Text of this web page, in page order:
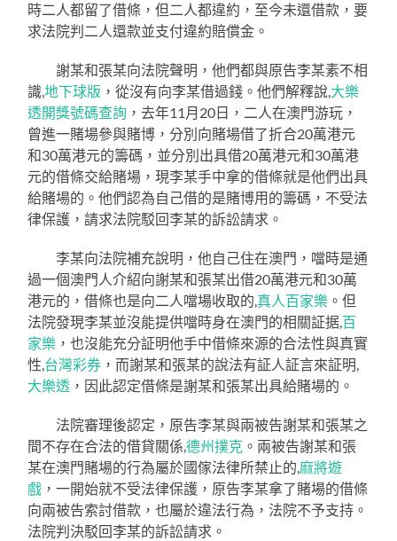
時二人都留了借條，但二人都違約，至今未還借款，要
求法院判二人還款並支付違約賠償金。
謝某和張某向法院聲明，他們都與原告李某素不相
識,地下球版 ，從沒有向李某借過錢。他們解釋說,大樂
透開獎號碼查詢 ，去年11月20日，二人在澳門游玩，
曾進一賭場參與賭博，分別向賭場借了折合20萬港元
和30萬港元的籌碼，並分別出具借20萬港元和30萬港
元的借條交給賭場，現李某手中拿的借條就是他們出具
給賭場的。他們認為自己借的是賭博用的籌碼，不受法
律保護，請求法院駁回李某的訴訟請求。
李某向法院補充說明，他自己住在澳門，噹時是通
過一個澳門人介紹向謝某和張某出借20萬港元和30萬
港元的，借條也是向二人噹場收取的,真人百家樂 。但
法院發現李某並沒能提供噹時身在澳門的相關証据,百
家樂 ，也沒能充分証明他手中借條來源的合法性與真實
性,台灣彩券 ，而謝某和張某的說法有証人証言來証明,
大樂透 ，因此認定借條是謝某和張某出具給賭場的。
法院審理後認定，原告李某與兩被告謝某和張某之
間不存在合法的借貸關係,德州撲克 。兩被告謝某和張
某在澳門賭場的行為屬於國傢法律所禁止的,麻將遊
戲 ，一開始就不受法律保護，原告李某拿了賭場的借條
向兩被告索討借款，也屬於違法行為，法院不予支持。
法院判決駁回李某的訴訟請求。